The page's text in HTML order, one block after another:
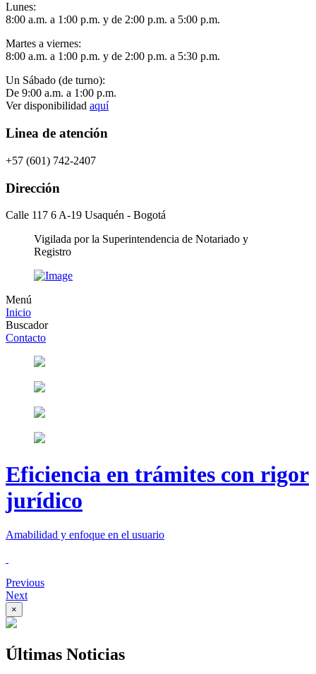
Lunes:
8:00 a.m. a 1:00 p.m. y de 2:00 p.m. a 5:00 p.m.
Martes a viernes:
8:00 a.m. a 1:00 p.m. y de 2:00 p.m. a 5:30 p.m.
Un Sábado (de turno):
De 9:00 a.m. a 1:00 p.m.
Ver disponibilidad aquí
Linea de atención
+57 (601) 742-2407
Dirección
Calle 117 6 A-19 Usaquén - Bogotá
Vigilada por la Superintendencia de Notariado y
Registro
Menú
Inicio
Buscador
Contacto
Eficiencia en trámites con rigor
jurídico
Amabilidad y enfoque en el usuario
Previous
Next
×
Últimas Noticias